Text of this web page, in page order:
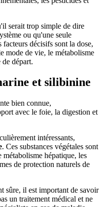
serait trop simple de dire
ou qu'une seule
facteurs décisifs sont la dose,
mode de vie, le métabolisme
départ.
et silibinine
bien connue,
avec le foie, la digestion et
intéressants,
. Ces substances végétales sont
métabolisme hépatique, les
de protection naturels de
sûre, il est important de savoir
un traitement médical et ne